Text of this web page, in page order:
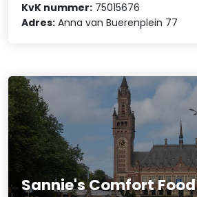
KvK nummer: 75015676
Adres: Anna van Buerenplein 77
Sannie's Comfort Food